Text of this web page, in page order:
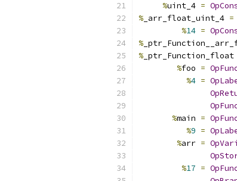
%uint_4 =
% _arr_float_uint_4 =
%14 =
%
% _ptr_Function_float
%foo =
%4 =
%main =
%9 =
%arr =
%17 =